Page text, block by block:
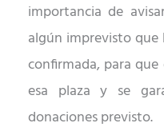
importancia de
algún imprevisto que
confirmada, para
esa plaza y se
donaciones previsto.